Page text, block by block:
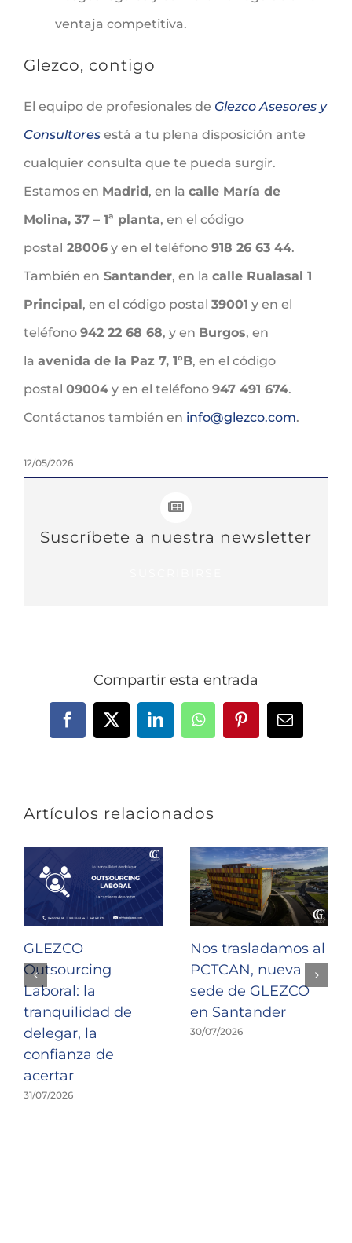
ventaja competitiva.
Glezco, contigo
El equipo de profesionales de Glezco Asesores y
Consultores está a tu plena disposición ante
cualquier consulta que te pueda surgir.
Estamos en Madrid, en la calle María de
Molina, 37 – 1ª planta, en el código
postal 28006 y en el teléfono 918 26 63 44.
También en Santander, en la calle Rualasal 1
Principal, en el código postal 39001 y en el
teléfono 942 22 68 68, y en Burgos, en
la avenida de la Paz 7, 1°B, en el código
postal 09004 y en el teléfono 947 491 674.
Contáctanos también en info@glezco.com.
12/05/2026
Suscríbete a nuestra newsletter
Compartir esta entrada
Facebook
X LinkedInWhatsAppPinterestCorreo
Artículos relacionados
GLEZCO
Outsourcing
Laboral: la
tranquilidad de
delegar, la
confianza de
acertar
31/07/2026
Nos trasladamos al
PCTCAN, nueva
sede de GLEZCO
en Santander
30/07/2026